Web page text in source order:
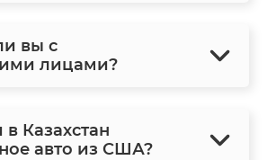
вы с
лицами?
в Казахстан
авто из США?